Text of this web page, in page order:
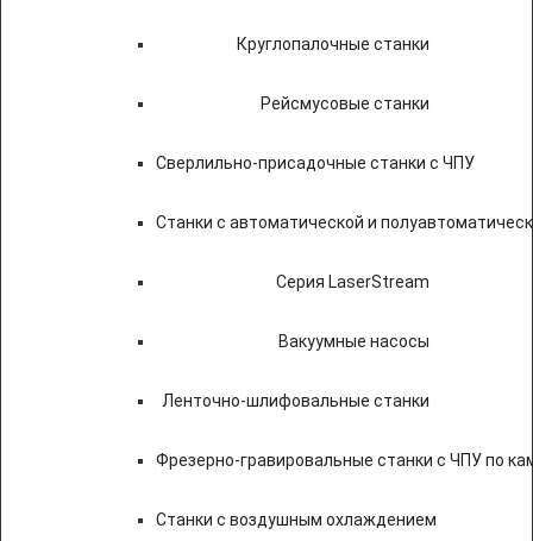
Круглопалочные станки
Рейсмусовые станки
Сверлильно-присадочные станки с ЧПУ
Станки с автоматической и
Серия LaserStream
Вакуумные насосы
Ленточно-шлифовальные станки
Фрезерно-гравировальные станки с ЧПУ по
Станки с воздушным охлаждением